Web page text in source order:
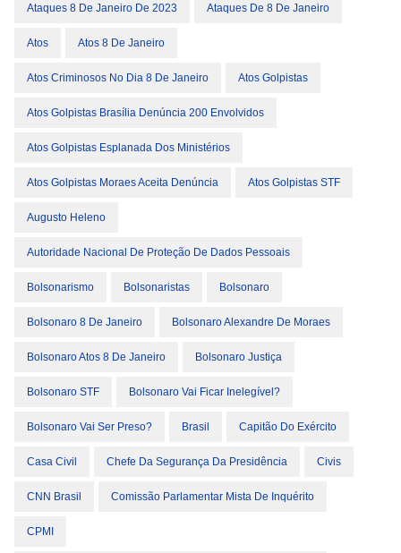
Ataques 8 De Janeiro De 2023 Ataques De 8 De Janeiro
Atos Atos 8 De Janeiro
Atos Criminosos No Dia 8 De Janeiro Atos Golpistas
Atos Golpistas Brasília Denúncia 200 Envolvidos
Atos Golpistas Esplanada Dos Ministérios
Atos Golpistas Moraes Aceita Denúncia Atos Golpistas STF
Augusto Heleno
Autoridade Nacional De Proteção De Dados Pessoais
Bolsonarismo Bolsonaristas Bolsonaro
Bolsonaro 8 De Janeiro Bolsonaro Alexandre De Moraes
Bolsonaro Atos 8 De Janeiro Bolsonaro Justiça
Bolsonaro STF Bolsonaro Vai Ficar Inelegível?
Bolsonaro Vai Ser Preso? Brasil Capitão Do Exército
Casa Civil Chefe Da Segurança Da Presidência Civis
CNN Brasil Comissão Parlamentar Mista De Inquérito
CPMI